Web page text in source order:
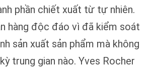
phần chiết xuất từ tự nhiên.
hàng độc đáo vì đã kiểm soát
sản xuất sản phẩm mà không
trung gian nào. Yves Rocher